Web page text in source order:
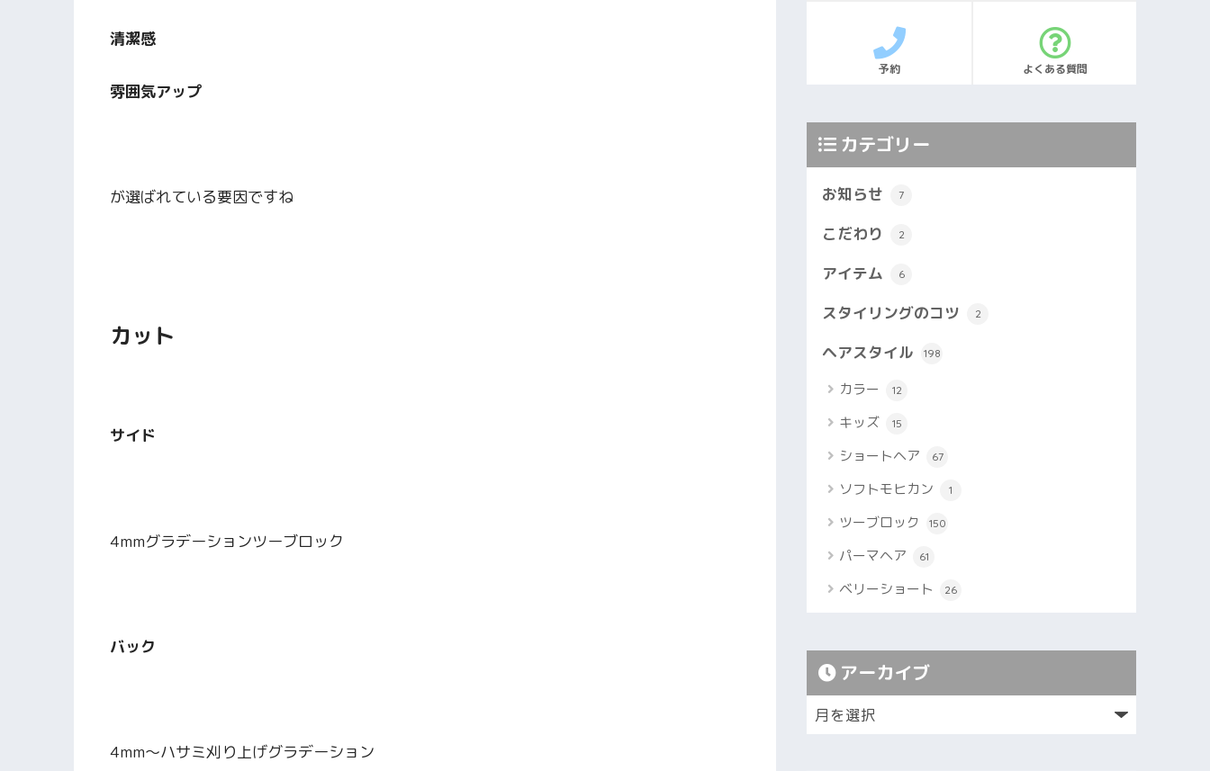
清潔感
雰囲気アップ
が選ばれている要因ですね
カット
サイド
4mmグラデーションツーブロック
バック
4mm〜ハサミ刈り上げグラデーション
予約 よくある質問
カテゴリー
お知らせ 7
こだわり 2
アイテム 6
スタイリングのコツ 2
ヘアスタイル 198
カラー 12
キッズ 15
ショートヘア 67
ソフトモヒカン 1
ツーブロック 150
パーマヘア 61
ベリーショート 26
アーカイブ